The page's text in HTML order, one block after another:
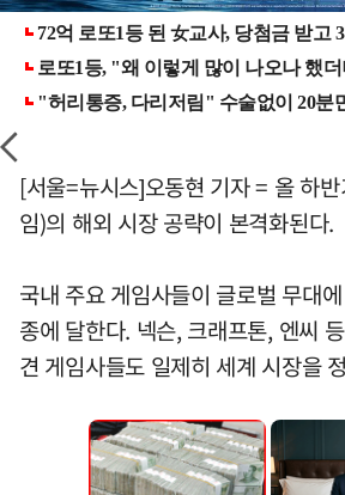
[서울=뉴시스]오동현 기자 = 올 하
임)의 해외 시장 공략이 본격화된다.
국내 주요 게임사들이 글로벌 무대
종에 달한다. 넥슨, 크래프톤, 엔씨
견 게임사들도 일제히 세계 시장을